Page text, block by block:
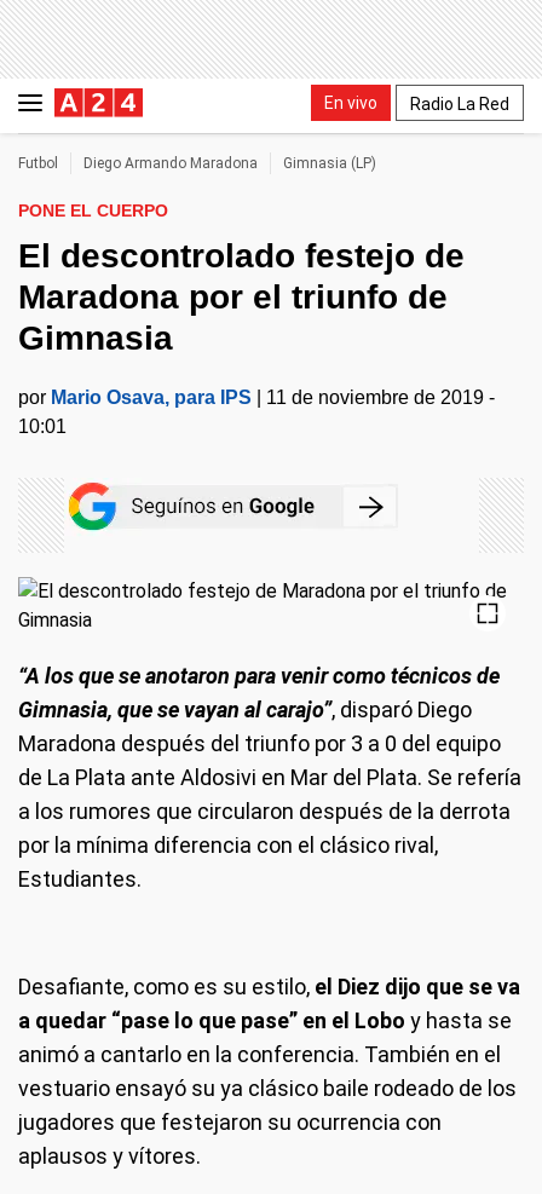
En vivo Radio La Red
Futbol Diego Armando Maradona Gimnasia (LP)
PONE EL CUERPO
El descontrolado festejo de
Maradona por el triunfo de
Gimnasia
por Mario Osava, para IPS
11 de noviembre de 2019 -
10:01
“A los que se anotaron para venir como técnicos de
Gimnasia, que se vayan al carajo”, disparó Diego
Maradona después del triunfo por 3 a 0 del equipo
de La Plata ante Aldosivi en Mar del Plata. Se refería
a los rumores que circularon después de la derrota
por la mínima diferencia con el clásico rival,
Estudiantes.
Desafiante, como es su estilo, el Diez dijo que se va
a quedar “pase lo que pase” en el Lobo y hasta se
animó a cantarlo en la conferencia. También en el
vestuario ensayó su ya clásico baile rodeado de los
jugadores que festejaron su ocurrencia con
aplausos y vítores.